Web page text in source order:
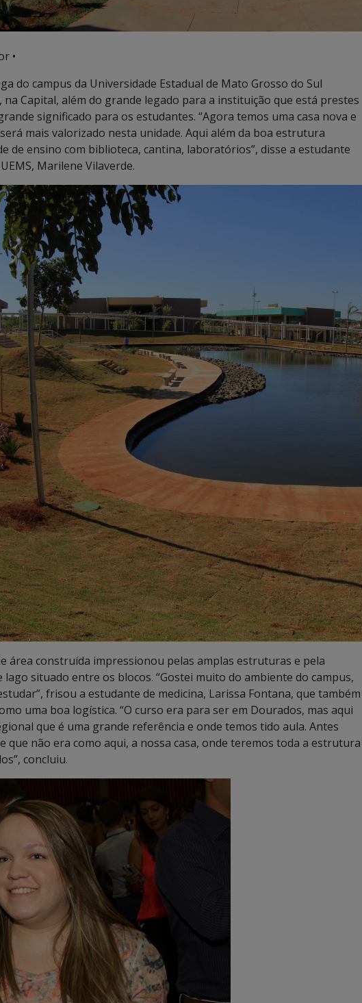
•
do campus da Universidade Estadual de Mato Grosso do Sul
na Capital, além do grande legado para a instituição que está prestes
significado para os estudantes. “Agora temos uma casa nova e
mais valorizado nesta unidade. Aqui além da boa estrutura
de ensino com biblioteca, cantina, laboratórios”, disse a estudante
Marilene Vilaverde.
área construída impressionou pelas amplas estruturas e pela
situado entre os blocos. “Gostei muito do ambiente do campus,
frisou a estudante de medicina, Larissa Fontana, que também
uma boa logística. “O curso era para ser em Dourados, mas aqui
que é uma grande referência e onde temos tido aula. Antes
que não era como aqui, a nossa casa, onde teremos toda a estrutura
concluiu.